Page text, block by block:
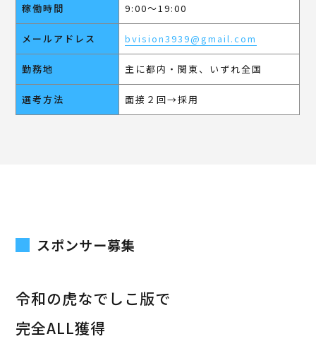
稼働時間 9:00～19:00
メールアドレス bvision3939@gmail.com
勤務地 主に都内・関東、いずれ全国
選考方法 面接２回→採用
スポンサー募集
令和の虎なでしこ版で
完全ALL獲得